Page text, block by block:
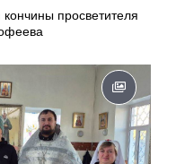
просветителя